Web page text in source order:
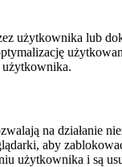
użytkownika lub
użytkownika.
na działanie
aby
użytkownika i są